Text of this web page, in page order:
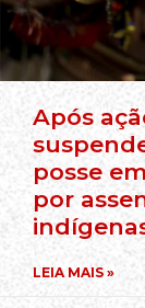
Após
posse
por
LEIA MAIS »